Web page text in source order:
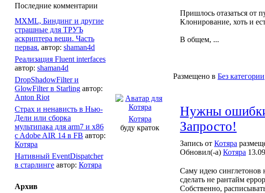
Пришлось отазаться от
Клонирование, хоть и
В общем, ...
Размещено в Без категории
Котяра
буду краток
Нужны ошибки
Запросто!
Запись от Котяра
Обновил(-а) Котяра
Саму идею синглетонов
сделать не рантайм
Собственно,
Последние комментарии
MXML, Биндинг и другие
страшные для ТРУЪ
аскриптера вещи. Часть
первая. автор: shaman4d
Реализация Fluent interfaces
автор: shaman4d
DropShadowFilter и
GlowFilter в Starling автор:
Anton Riot
Страх и ненависть в Нью-
Дели или сборка
мультипака для arm7 и x86
c Adobe AIR 14 в FB автор:
Котяра
Нативный EventDispatcher
в старлинге автор: Котяра
Архив